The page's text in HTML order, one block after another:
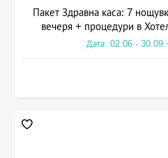
Пакет Здравна каса: 7
вечеря + процедури в
Дата: 02.06 - 30.09